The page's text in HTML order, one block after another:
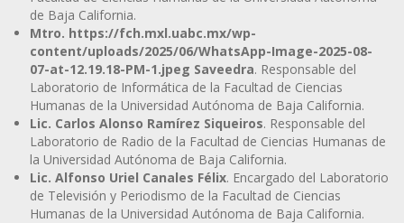
de Baja California.
Mtro. https://fch.mxl.uabc.mx/wp-
content/uploads/2025/06/WhatsApp-Image-2025-08-
07-at-12.19.18-PM-1.jpeg Saveedra. Responsable del
Laboratorio de Informática de la Facultad de Ciencias
Humanas de la Universidad Autónoma de Baja California.
Lic. Carlos Alonso Ramírez Siqueiros. Responsable del
Laboratorio de Radio de la Facultad de Ciencias Humanas de
la Universidad Autónoma de Baja California.
Lic. Alfonso Uriel Canales Félix. Encargado del Laboratorio
de Televisión y Periodismo de la Facultad de Ciencias
Humanas de la Universidad Autónoma de Baja California.